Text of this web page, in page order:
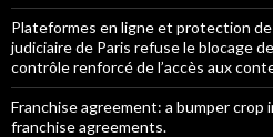
Plateformes en ligne et protection
judiciaire de Paris refuse le blocage
contrôle renforcé de l’accès aux
Franchise agreement: a bumper
franchise agreements.